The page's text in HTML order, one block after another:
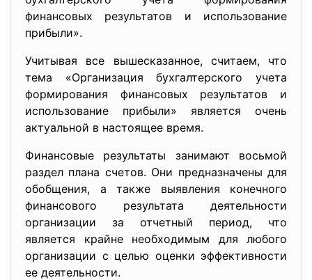
финансовых результатов и использование
прибыли».
Учитывая все вышесказанное, считаем, что
тема «Организация бухгалтерского учета
формирования финансовых результатов и
использование прибыли» является очень
актуальной в настоящее время.
Финансовые результаты занимают восьмой
раздел плана счетов. Они предназначены для
обобщения, а также выявления конечного
финансового результата деятельности
организации за отчетный период, что
является крайне необходимым для любого
организации с целью оценки эффективности
ее деятельности.